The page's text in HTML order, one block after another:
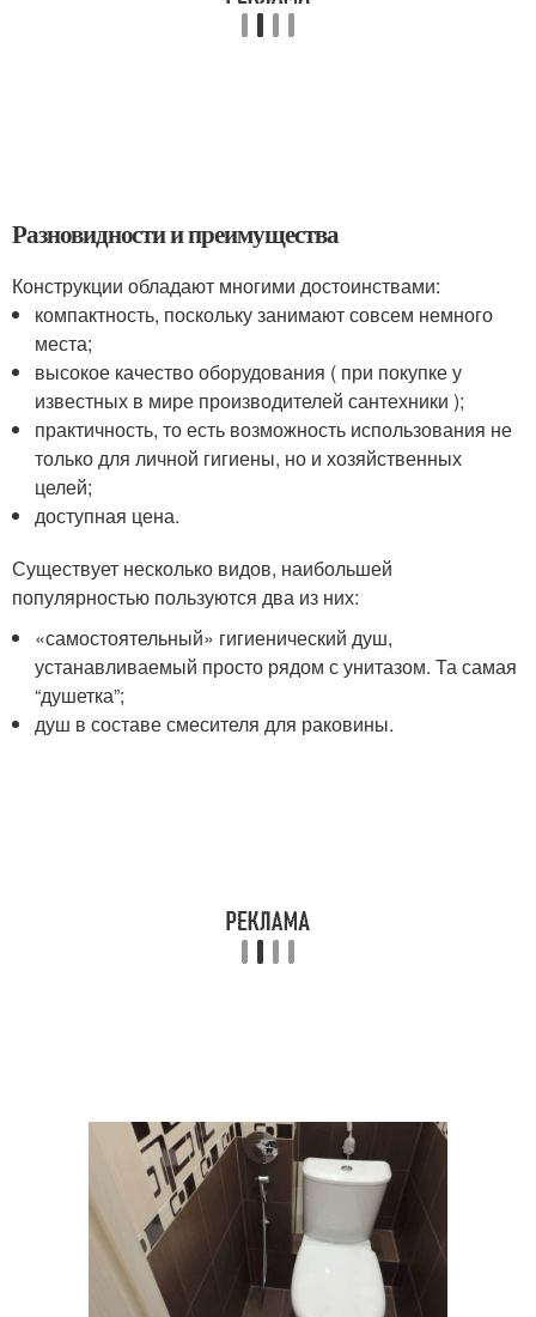
Разновидности и преимущества
Конструкции обладают многими достоинствами:
компактность, поскольку занимают совсем немного
места;
высокое качество оборудования ( при покупке у
известных в мире производителей сантехники );
практичность, то есть возможность использования не
только для личной гигиены, но и хозяйственных
целей;
доступная цена.
Существует несколько видов, наибольшей
популярностью пользуются два из них:
«самостоятельный» гигиенический душ,
устанавливаемый просто рядом с унитазом. Та самая
“душетка”;
душ в составе смесителя для раковины.